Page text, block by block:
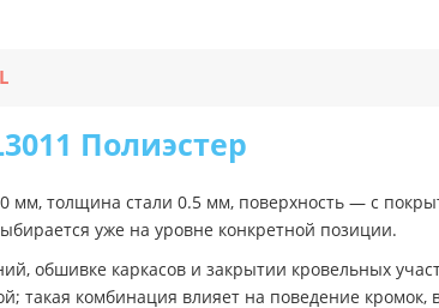
Полиэстер
толщина стали 0.5 мм, поверхность — с
уже на уровне конкретной позиции.
обшивке каркасов и закрытии кровельных
комбинация влияет на поведение кромок,